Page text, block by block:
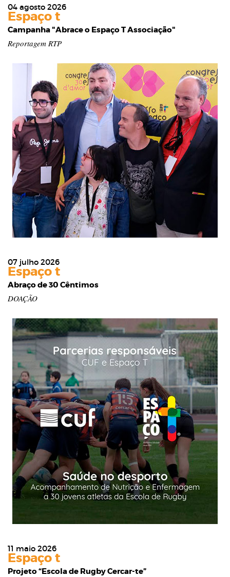
04 agosto 2026
Espaço t
Campanha "Abrace o Espaço T Associação"
Reportagem RTP
07 julho 2026
Espaço t
Abraço de 30 Cêntimos
DOAÇÃO
11 maio 2026
Espaço t
Projeto “Escola de Rugby Cercar-te”